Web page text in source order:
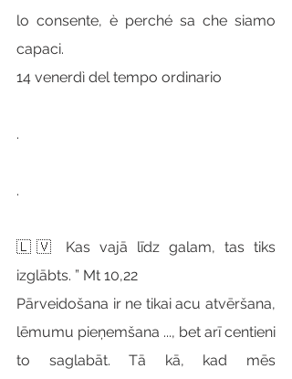
lo consente, è perché sa che siamo
capaci.
14 venerdì del tempo ordinario
.
.
🇱🇻 Kas vajā līdz galam, tas tiks
izglābts. ” Mt 10,22
Pārveidošana ir ne tikai acu atvēršana,
lēmumu pieņemšana ..., bet arī centieni
to saglabāt. Tā kā, kad mēs